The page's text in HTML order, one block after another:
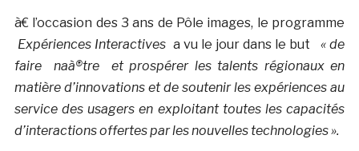
à€ l’occasion des 3 ans de Pôle images, le programme
Expériences Interactives a vu le jour dans le but
« de
faire naà®tre et prospérer les talents régionaux en
matière d’innovations et de soutenir les expériences au
service des usagers en exploitant toutes les capacités
d’interactions offertes par les nouvelles technologies ».